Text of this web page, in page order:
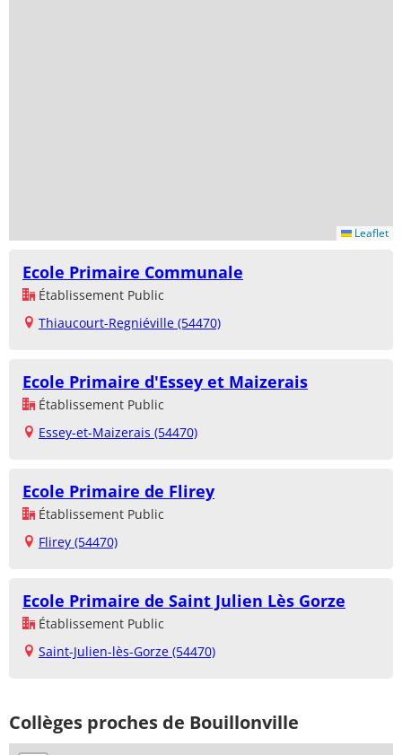
Leaflet
Ecole Primaire Communale
Établissement Public
Thiaucourt-Regniéville (54470)
Ecole Primaire d'Essey et Maizerais
Établissement Public
Essey-et-Maizerais (54470)
Ecole Primaire de Flirey
Établissement Public
Flirey (54470)
Ecole Primaire de Saint Julien Lès Gorze
Établissement Public
Saint-Julien-lès-Gorze (54470)
Collèges proches de Bouillonville